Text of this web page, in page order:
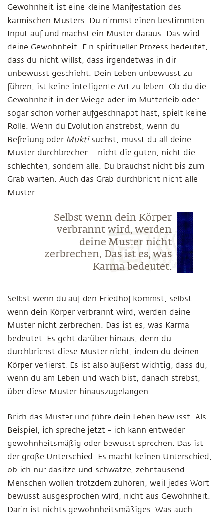
Gewohnheit ist eine kleine Manifestation des
karmischen Musters. Du nimmst einen bestimmten
Input auf und machst ein Muster daraus. Das wird
deine Gewohnheit. Ein spiritueller Prozess bedeutet,
dass du nicht willst, dass irgendetwas in dir
unbewusst geschieht. Dein Leben unbewusst zu
führen, ist keine intelligente Art zu leben. Ob du die
Gewohnheit in der Wiege oder im Mutterleib oder
sogar schon vorher aufgeschnappt hast, spielt keine
Rolle. Wenn du Evolution anstrebst, wenn du
Befreiung oder Muktisuchst, musst du all deine
Muster durchbrechen – nicht die guten, nicht die
schlechten, sondern alle. Du brauchst nicht bis zum
Grab warten. Auch das Grab durchbricht nicht alle
Muster.
Selbst wenn dein Körper
verbrannt wird, werden
deine Muster nicht
zerbrechen. Das ist es, was
Karma bedeutet.
Selbst wenn du auf den Friedhof kommst, selbst
wenn dein Körper verbrannt wird, werden deine
Muster nicht zerbrechen. Das ist es, was Karma
bedeutet. Es geht darüber hinaus, denn du
durchbrichst diese Muster nicht, indem du deinen
Körper verlierst. Es ist also äußerst wichtig, dass du,
wenn du am Leben und wach bist, danach strebst,
über diese Muster hinauszugelangen.
Brich das Muster und führe dein Leben bewusst. Als
Beispiel, ich spreche jetzt – ich kann entweder
gewohnheitsmäßig oder bewusst sprechen. Das ist
der große Unterschied. Es macht keinen Unterschied,
ob ich nur dasitze und schwatze, zehntausend
Menschen wollen trotzdem zuhören, weil jedes Wort
bewusst ausgesprochen wird, nicht aus Gewohnheit.
Darin ist nichts gewohnheitsmäßiges. Was auch